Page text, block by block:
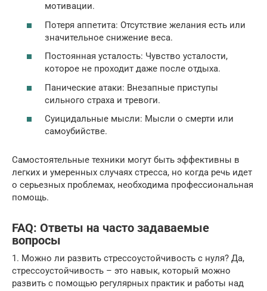
мотивации.
Потеря аппетита: Отсутствие желания есть или
значительное снижение веса.
Постоянная усталость: Чувство усталости,
которое не проходит даже после отдыха.
Панические атаки: Внезапные приступы
сильного страха и тревоги.
Суицидальные мысли: Мысли о смерти или
самоубийстве.
Самостоятельные техники могут быть эффективны в
легких и умеренных случаях стресса, но когда речь идет
о серьезных проблемах, необходима профессиональная
помощь.
FAQ: Ответы на часто задаваемые
вопросы
1. Можно ли развить стрессоустойчивость с нуля? Да,
стрессоустойчивость – это навык, который можно
развить с помощью регулярных практик и работы над